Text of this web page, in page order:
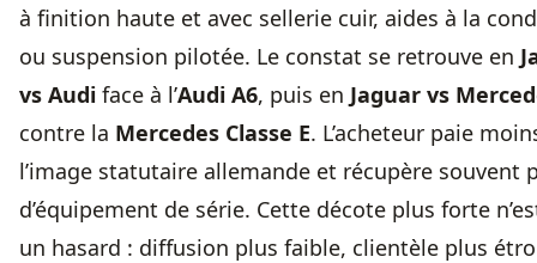
à finition haute et avec sellerie cuir, aides à la
ou suspension pilotée. Le constat se retrouve en
vs Audi face à l’Audi A6, puis en Jaguar vs
contre la Mercedes Classe E. L’acheteur paie
l’image statutaire allemande et récupère souvent
d’équipement de série. Cette décote plus forte
un hasard : diffusion plus faible, clientèle plus